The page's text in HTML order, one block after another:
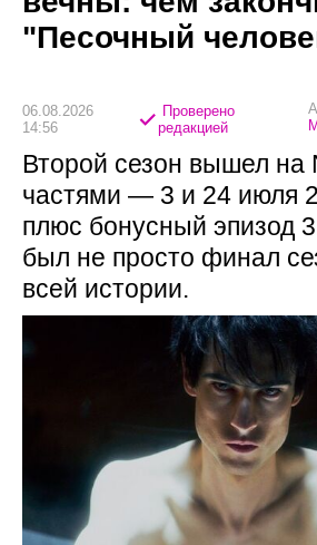
"Песочный
06.08.2026
14:56
Проверено
редакцией
Второй сезон вышел на
частями — 3 и 24 июля
плюс бонусный эпизод
был не просто финал
всей истории.